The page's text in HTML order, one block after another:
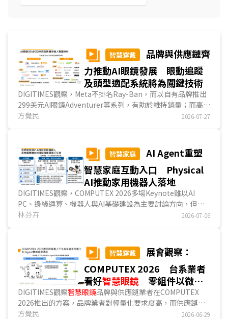
智慧穿戴
品牌與供應鏈齊
力推動AI眼鏡發展 眼動追蹤
及頭型適配系統將為關鍵技術
DIGITIMES觀察，Meta不掛名Ray-Ban，而以自有品牌推出
299美元AI眼鏡Adventurer等系列，有助於維持銷量；而高通
(Qualcomm)、應材(Applied Materials)等供應鏈業...
方覺民 2026-07-27
智慧家庭
AI Agent重塑
智慧家庭互動入口 Physical
AI推動家用機器人落地
DIGITIMES觀察，COMPUTEX 2026多場Keynote雖以AI
PC、邊緣運算、機器人與AI基礎建設為主要討論方向，但從
智慧家庭領域觀察，高通(Qualcomm)與恩智浦(NXP)分別提
Physical AI與機器人控制架構切入，聚焦家用機器人由概念
展示走向實際部署的條件。整體而言，智慧家庭正由過去連網
與裝置控制，進一步走向主動服務、多終端協同與實體AI應
用。...
林芬卉 2026-07-06
智慧穿戴
展會觀察：
COMPUTEX 2026 台系業者
看好智慧眼鏡 零組件以微型
化方案為主
DIGITIMES觀察智慧眼鏡品牌與供應鏈業者在COMPUTEX
2026推出的方案，品牌業者對輕量化要求度高，而供應鏈業
者也注重微型化方案，顯現
配戴舒適度、外觀接受度
方覺民 2026-06-29